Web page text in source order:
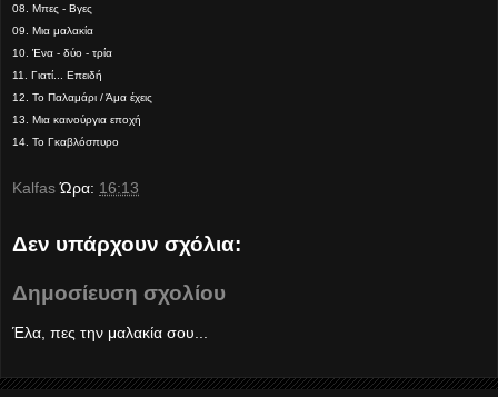
08. Μπες - Βγες
09. Μια μαλακία
10. Ένα - δύο - τρία
11. Γιατί... Επειδή
12. Το Παλαμάρι / Άμα έχεις
13. Μια καινούργια εποχή
14. Το Γκαβλόσπυρο
Kalfas Ώρα: 16:13
Δεν υπάρχουν σχόλια:
Δημοσίευση σχολίου
Έλα, πες την μαλακία σου...